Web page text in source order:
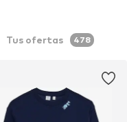
Tus ofertas 478